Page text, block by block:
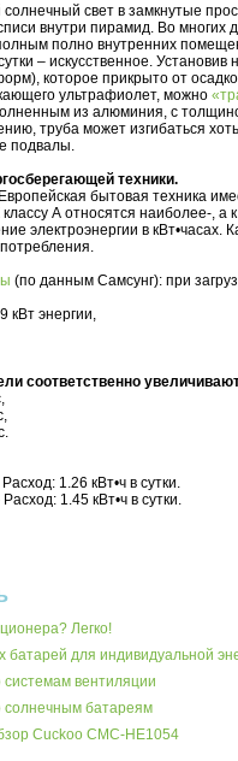
свет в замкнутые
внутри пирамид. Во
полно внутренних
– искусственное.
которое прикрыто от
ультрафиолет, можно
из алюминия, с
труба может изгибаться
подвалы.
техники.
бытовая техника
А относятся наиболее-,
электроэнергии в кВт•часах.
(по данным Самсунг): при
кВт энергии,
соответственно
1.26 кВт•ч в сутки.
1.45 кВт•ч в сутки.
Легко!
для индивидуальной
вентиляции
солнечным батареям
Cuckoo CMC-HE1054